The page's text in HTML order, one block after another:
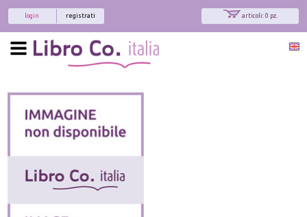
articoli: 0 pz.
registrati
login